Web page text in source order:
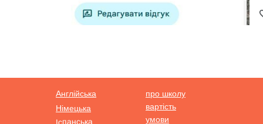
про школу
вартість
умови
Німецька
Англійська
Іспанська